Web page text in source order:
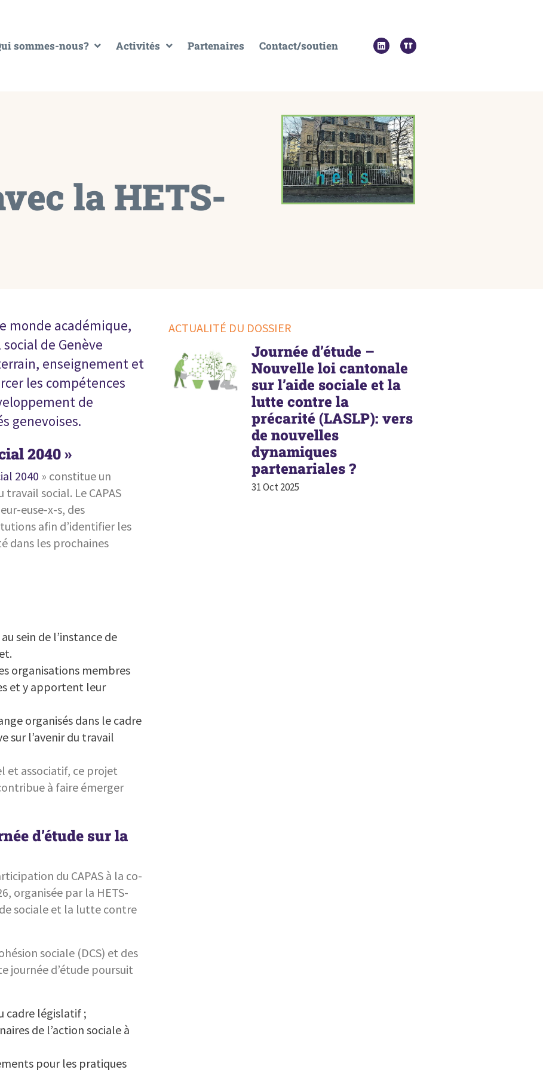
sommes-nous? Activités Partenaires Contact/soutien
la HETS-
monde académique,
de Genève
enseignement et
les compétences
de
genevoises.
2040 »
2040 » constitue un
social. Le CAPAS
euse-x-s, des
afin d’identifier les
dans les prochaines
sein de l’instance de
organisations membres
et y apportent leur
organisés dans le cadre
sur l’avenir du travail
et associatif, ce projet
à faire émerger
d’étude sur la
du CAPAS à la co-
organisée par la HETS-
sociale et la lutte contre
sociale (DCS) et des
journée d’étude poursuit
cadre législatif ;
de l’action sociale à
pour les pratiques
ACTUALITÉ DU DOSSIER
Journée d’étude –
Nouvelle loi cantonale
sur l’aide sociale et la
lutte contre la
précarité (LASLP): vers
de nouvelles
dynamiques
partenariales ?
31 Oct 2025